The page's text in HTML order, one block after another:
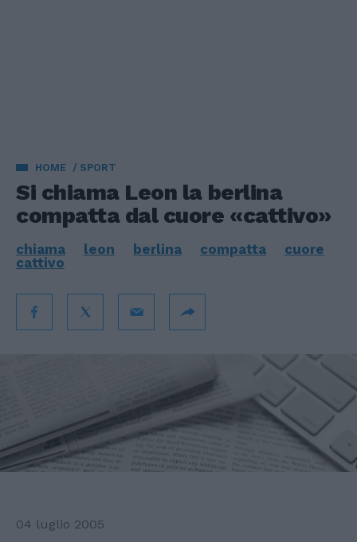
HOME SPORT
Si chiama Leon la berlina
compatta dal cuore «cattivo»
chiama leon berlina compatta
cuore
cattivo
04 luglio 2005